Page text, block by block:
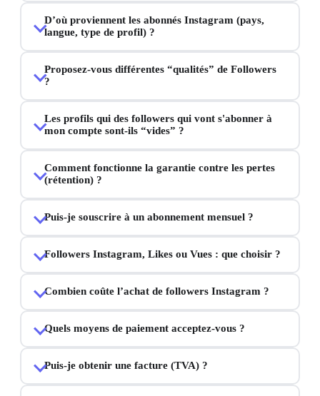
D’où proviennent les abonnés Instagram (pays,
langue, type de profil) ?
Proposez-vous différentes “qualités” de Followers
?
Les profils qui des followers qui vont s'abonner à
mon compte sont-ils “vides” ?
Comment fonctionne la garantie contre les pertes
(rétention) ?
Puis-je souscrire à un abonnement mensuel ?
Followers Instagram, Likes ou Vues : que choisir ?
Combien coûte l’achat de followers Instagram ?
Quels moyens de paiement acceptez-vous ?
Puis-je obtenir une facture (TVA) ?